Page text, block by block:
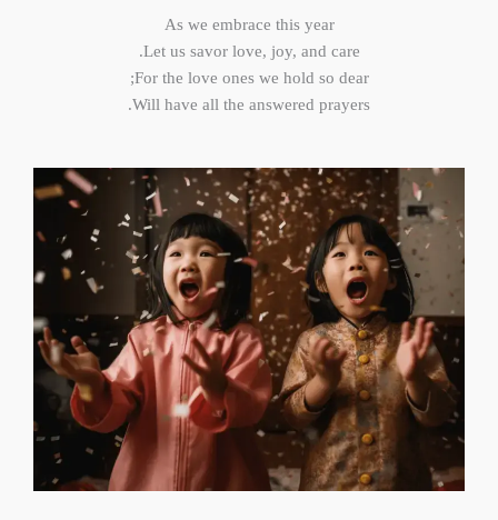
As we embrace this year
Let us savor love, joy, and care.
For the love ones we hold so dear;
Will have all the answered prayers.